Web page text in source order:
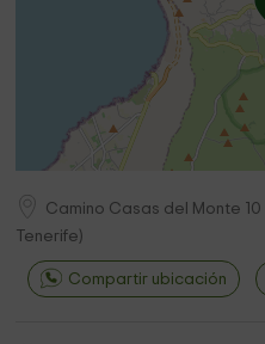
Camino Casas del Monte 10
Tenerife)
Compartir ubicación